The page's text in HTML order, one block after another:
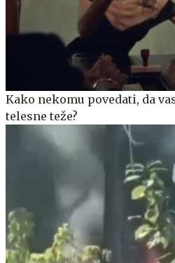
Kako nekomu povedati, da
telesne teže?